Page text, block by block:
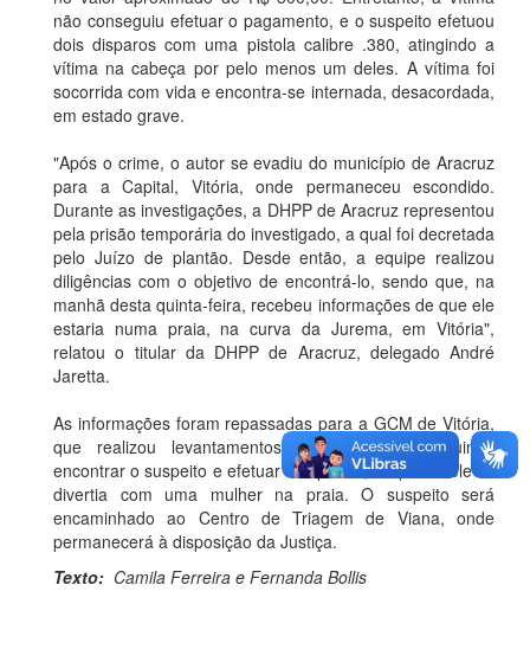
não conseguiu efetuar o pagamento, e o suspeito efetuou
dois disparos com uma pistola calibre .380, atingindo a
vítima na cabeça por pelo menos um deles. A vítima foi
socorrida com vida e encontra-se internada, desacordada,
em estado grave.
"Após o crime, o autor se evadiu do município de Aracruz
para a Capital, Vitória, onde permaneceu escondido.
Durante as investigações, a DHPP de Aracruz representou
pela prisão temporária do investigado, a qual foi decretada
pelo Juízo de plantão. Desde então, a equipe realizou
diligências com o objetivo de encontrá-lo, sendo que, na
manhã desta quinta-feira, recebeu informações de que ele
estaria numa praia, na curva da Jurema, em Vitória",
relatou o titular da DHPP de Aracruz, delegado André
Jaretta.
As informações foram repassadas para a GCM de Vitória,
que realizou levantamentos na região, conseguindo
encontrar o suspeito e efetuar sua prisão, enquanto ele se
divertia com uma mulher na praia. O suspeito será
encaminhado ao Centro de Triagem de Viana, onde
permanecerá à disposição da Justiça.
Texto: Camila Ferreira e Fernanda Bollis